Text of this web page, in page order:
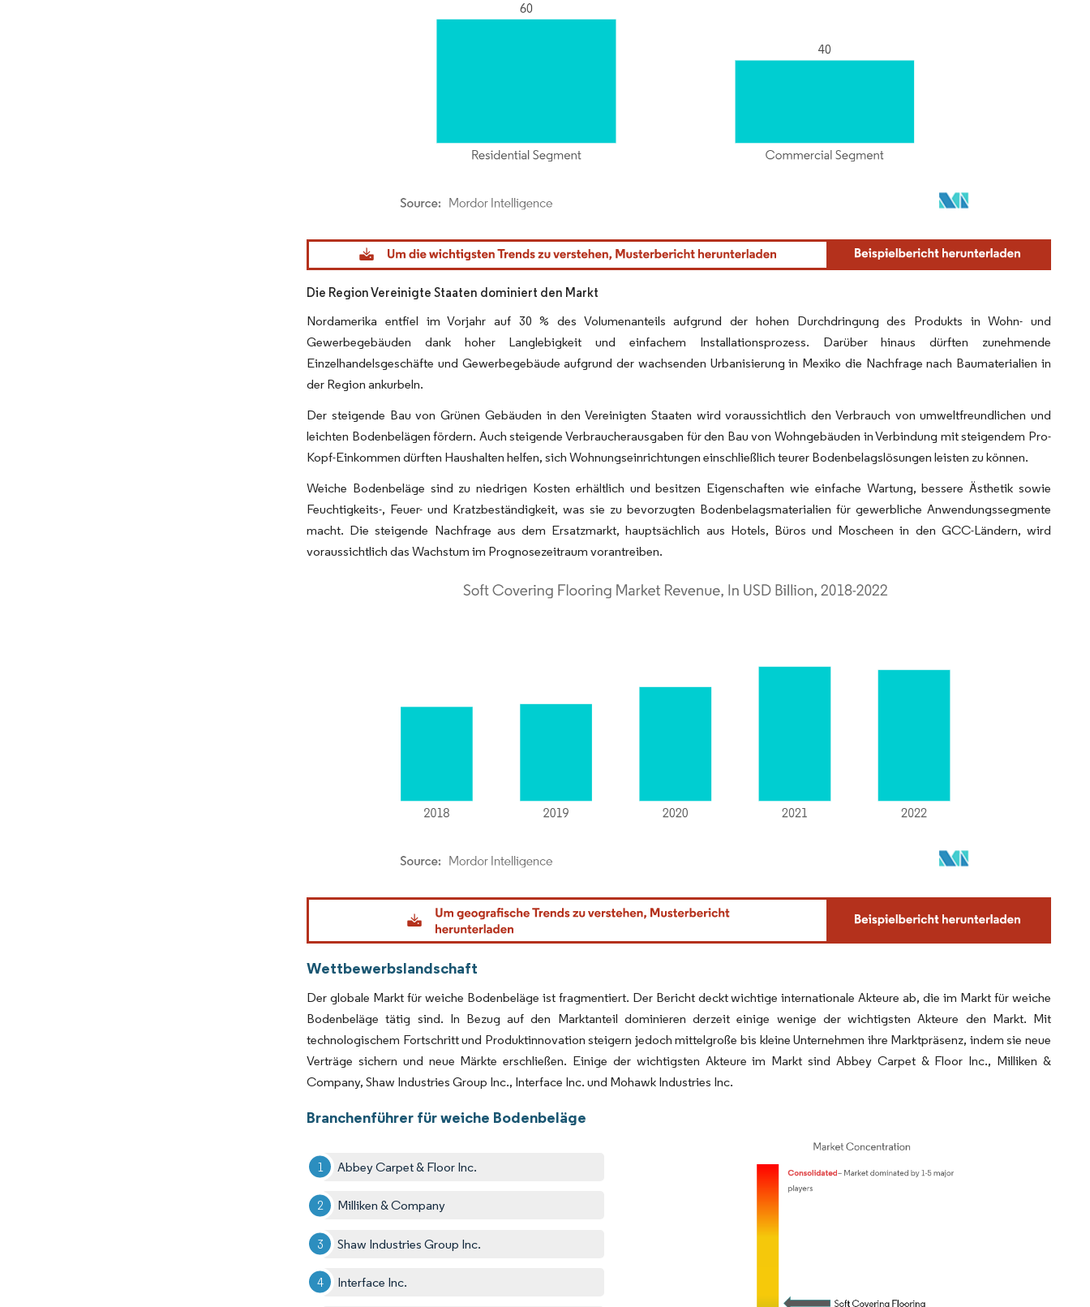
Bild © Mordor Intelligence. Wiederverwendung erfordert Namensnennung gemäß CC BY 4.0.
Die Region Vereinigte Staaten dominiert den Markt
Nordamerika entfiel im Vorjahr auf 30 % des Volumenanteils aufgrund der hohen Durchdringung des Produkts in Wohn- und
Gewerbegebäuden dank hoher Langlebigkeit und einfachem Installationsprozess. Darüber hinaus dürften zunehmende
Einzelhandelsgeschäfte und Gewerbegebäude aufgrund der wachsenden Urbanisierung in Mexiko die Nachfrage nach Baumaterialien in
der Region ankurbeln.
Der steigende Bau von Grünen Gebäuden in den Vereinigten Staaten wird voraussichtlich den Verbrauch von umweltfreundlichen und
leichten Bodenbelägen fördern. Auch steigende Verbraucherausgaben für den Bau von Wohngebäuden in Verbindung mit steigendem Pro-
Kopf-Einkommen dürften Haushalten helfen, sich Wohnungseinrichtungen einschließlich teurer Bodenbelagslösungen leisten zu können.
Weiche Bodenbeläge sind zu niedrigen Kosten erhältlich und besitzen Eigenschaften wie einfache Wartung, bessere Ästhetik sowie
Feuchtigkeits-, Feuer- und Kratzbeständigkeit, was sie zu bevorzugten Bodenbelagsmaterialien für gewerbliche Anwendungssegmente
macht. Die steigende Nachfrage aus dem Ersatzmarkt, hauptsächlich aus Hotels, Büros und Moscheen in den GCC-Ländern, wird
voraussichtlich das Wachstum im Prognosezeitraum vorantreiben.
Bild © Mordor Intelligence. Wiederverwendung erfordert Namensnennung gemäß CC BY 4.0.
Wettbewerbslandschaft
Der globale Markt für weiche Bodenbeläge ist fragmentiert. Der Bericht deckt wichtige internationale Akteure ab, die im Markt für weiche
Bodenbeläge tätig sind. In Bezug auf den Marktanteil dominieren derzeit einige wenige der wichtigsten Akteure den Markt. Mit
technologischem Fortschritt und Produktinnovation steigern jedoch mittelgroße bis kleine Unternehmen ihre Marktpräsenz, indem sie neue
Verträge sichern und neue Märkte erschließen. Einige der wichtigsten Akteure im Markt sind Abbey Carpet & Floor Inc., Milliken &
Company, Shaw Industries Group Inc., Interface Inc. und Mohawk Industries Inc.
Branchenführer für weiche Bodenbeläge
Abbey Carpet & Floor Inc.
Milliken & Company
Shaw Industries Group Inc.
Interface Inc.